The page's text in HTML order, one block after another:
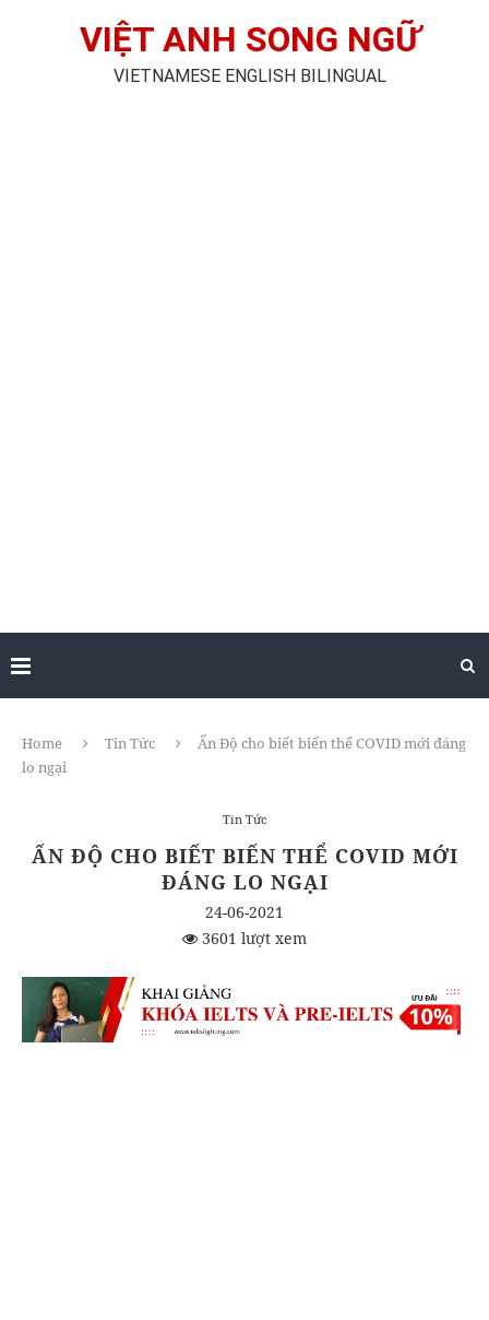
VIỆT ANH SONG NGỮ
VIETNAMESE ENGLISH BILINGUAL
Home Tin Tức
Ấn Độ cho biết biến thể COVID mới đáng
lo ngại
Tin Tức
ẤN ĐỘ CHO BIẾT BIẾN THỂ COVID MỚI
ĐÁNG LO NGẠI
24-06-2021
3601 lượt xem